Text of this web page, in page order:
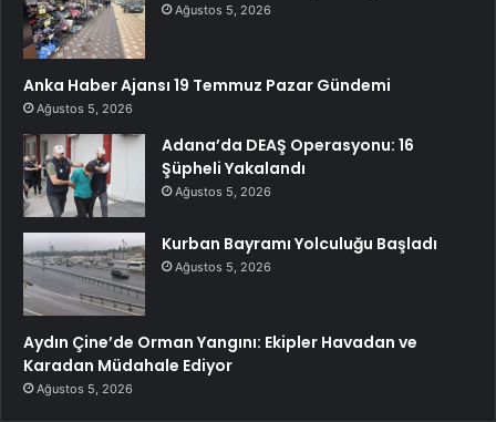
Ağustos 5, 2026
Anka Haber Ajansı 19 Temmuz Pazar Gündemi
Ağustos 5, 2026
Adana’da DEAŞ Operasyonu: 16
Şüpheli Yakalandı
Ağustos 5, 2026
Kurban Bayramı Yolculuğu Başladı
Ağustos 5, 2026
Aydın Çine’de Orman Yangını: Ekipler Havadan ve
Karadan Müdahale Ediyor
Ağustos 5, 2026